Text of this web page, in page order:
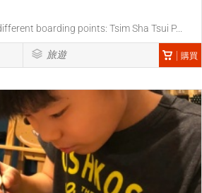
boarding points: Tsim Sha Tsui P...
旅遊 購買